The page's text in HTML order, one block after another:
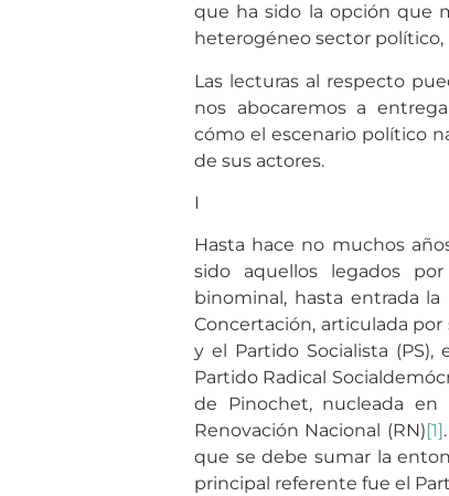
que ha sido la opción que
heterogéneo sector
Las lecturas al respecto
nos abocaremos a
cómo el escenario político
de sus actores.
I
Hasta hace no muchos
sido aquellos legados
binominal, hasta entrada
Concertación, articulada por
y el Partido Socialista (PS),
Partido Radical
de Pinochet, nucleada
Renovación Nacional (RN) [1]
que se debe sumar la
principal referente fue el